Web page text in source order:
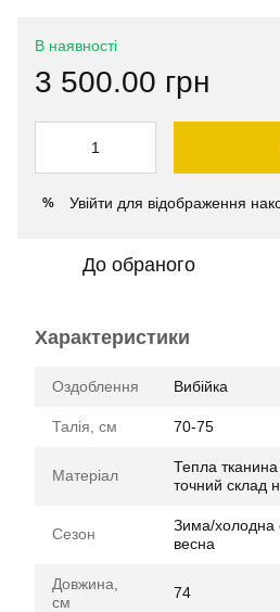
В наявності
3 500.00 грн
% Увійти для відображення
До обраного
Характеристики
Оздоблення Вибійка
Талія, см 70-75
Матеріал
Тепла тканина
точний склад
Сезон
Зима/холодна
весна
Довжина,
см
74